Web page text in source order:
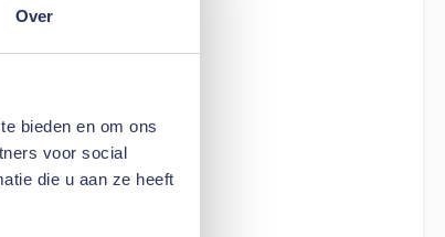
Over
bieden en om ons
voor social
die u aan ze heeft